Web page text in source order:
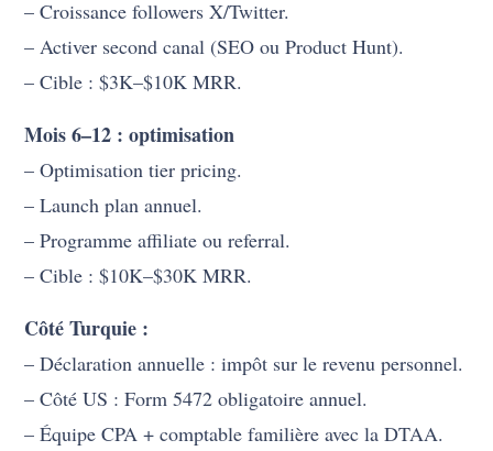
– Croissance followers X/Twitter.
– Activer second canal (SEO ou Product Hunt).
– Cible : $3K–$10K MRR.
Mois 6–12 : optimisation
– Optimisation tier pricing.
– Launch plan annuel.
– Programme affiliate ou referral.
– Cible : $10K–$30K MRR.
Côté Turquie :
– Déclaration annuelle : impôt sur le revenu personnel.
– Côté US : Form 5472 obligatoire annuel.
– Équipe CPA + comptable familière avec la DTAA.